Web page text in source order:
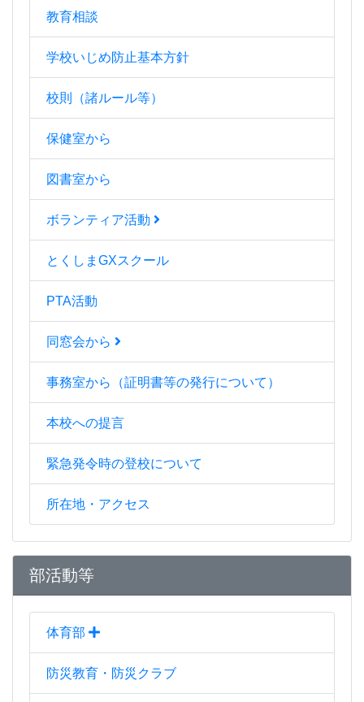
教育相談
学校いじめ防止基本方針
校則（諸ルール等）
保健室から
図書室から
ボランティア活動
とくしまGXスクール
PTA活動
同窓会から
事務室から（証明書等の発行について）
本校への提言
緊急発令時の登校について
所在地・アクセス
部活動等
体育部
防災教育・防災クラブ